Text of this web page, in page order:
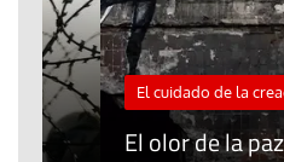
El cuidado de la creación
El olor de la paz